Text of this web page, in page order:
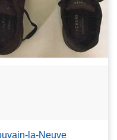
la-Neuve